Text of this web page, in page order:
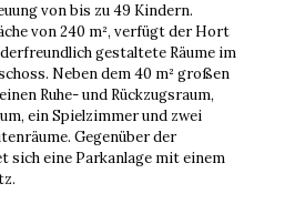
von bis zu 49 Kindern.
von 240 m², verfügt der Hort
gestaltete Räume im
Neben dem 40 m² großen
Ruhe- und Rückzugsraum,
ein Spielzimmer und zwei
Gegenüber der
sich eine Parkanlage mit einem